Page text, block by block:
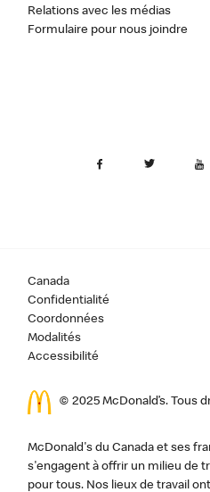
Relations avec les médias
Formulaire pour nous joindre
Canada
Confidentialité
Coordonnées
Modalités
Accessibilité
© 2025 McDonald’s. Tous
McDonald's du Canada et ses
s'engagent à offrir un milieu de
pour tous. Nos lieux de travail